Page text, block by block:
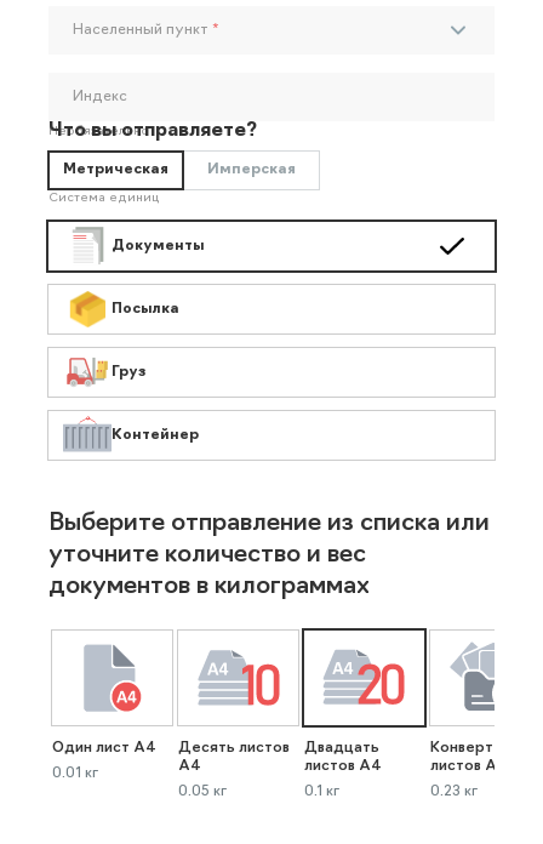
Населенный пункт *
Индекс
Необязательно
Что вы отправляете?
Метрическая Имперская
Система единиц
Документы
Посылка
Груз
Контейнер
Выберите отправление из списка или
уточните количество и вес
документов в килограммах
Один лист А4
0.01 кг
Десять листов
А4
0.05 кг
Двадцать
листов А4
0.1 кг
Конверт до 40
листов А4
0.23 кг